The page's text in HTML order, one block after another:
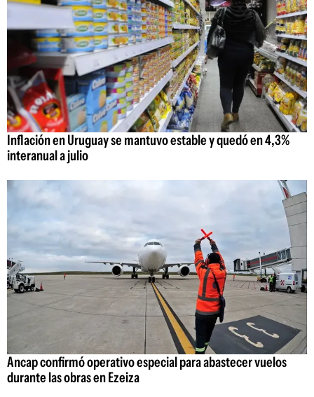
Inflación en Uruguay se mantuvo estable y quedó en 4,3%
interanual a julio
Ancap confirmó operativo especial para abastecer vuelos
durante las obras en Ezeiza